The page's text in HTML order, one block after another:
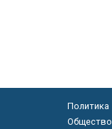
Политика
Общество